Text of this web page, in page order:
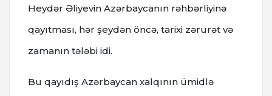
Heydər Əliyevin Azərbaycanın rəhbərliyinə
qayıtması, hər şeydən öncə, tarixi zərurət və
zamanın tələbi idi.
Bu qayıdış Azərbaycan xalqının ümidlə